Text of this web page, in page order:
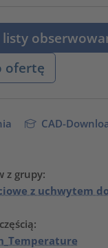
ofertę
CAD-
z grupy:
z uchwytem